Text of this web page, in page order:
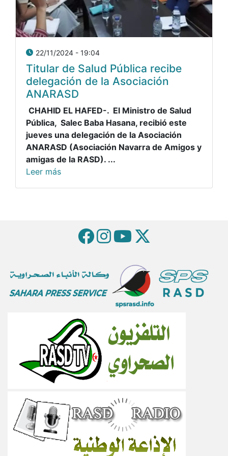
22/11/2024 - 19:04
Titular de Salud Pública recibe
delegación de la Asociación
ANARASD
CHAHID EL HAFED-. El Ministro de Salud
Pública, Salec Baba Hasana, recibió este
jueves una delegación de la Asociación
ANARASD (Asociación Navarra de Amigos y
amigas de la RASD). ...
Leer más